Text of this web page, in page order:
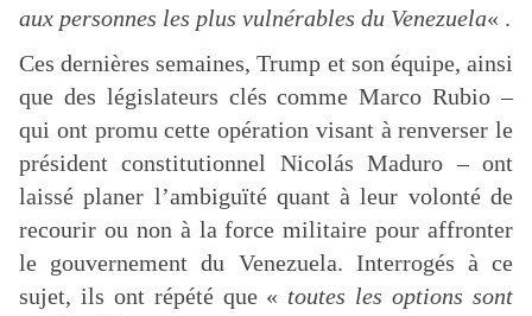
aux personnes les plus vulnérables du Venezuela« .
Ces dernières semaines, Trump et son équipe, ainsi
que des législateurs clés comme Marco Rubio –
qui ont promu cette opération visant à renverser le
président constitutionnel Nicolás Maduro – ont
laissé planer l’ambiguïté quant à leur volonté de
recourir ou non à la force militaire pour affronter
le gouvernement du Venezuela. Interrogés à ce
sujet, ils ont répété que « toutes les options sont